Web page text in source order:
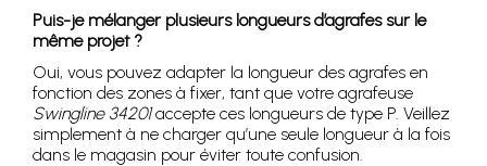
Puis-je mélanger plusieurs longueurs d’agrafes sur le
même projet ?
Oui, vous pouvez adapter la longueur des agrafes en
fonction des zones à fixer, tant que votre agrafeuse
Swingline 34201accepte ces longueurs de type P. Veillez
simplement à ne charger qu’une seule longueur à la fois
dans le magasin pour éviter toute confusion.